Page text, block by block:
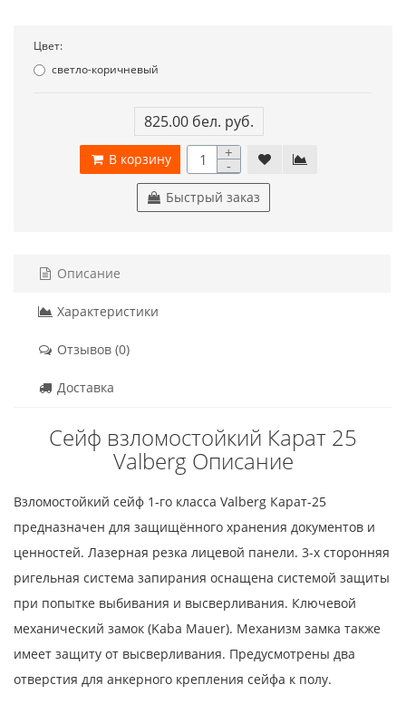
Цвет:
светло-коричневый
825.00 бел. руб.
В корзину +
-
Быстрый заказ
Описание
Характеристики
Отзывов (0)
Доставка
Сейф взломостойкий Карат 25
Valberg Описание
Взломостойкий сейф 1-го класса Valberg Карат-25
предназначен для защищённого хранения документов и
ценностей. Лазерная резка лицевой панели. 3-х сторонняя
ригельная система запирания оснащена системой защиты
при попытке выбивания и высверливания. Ключевой
механический замок (Kaba Mauer). Механизм замка также
имеет защиту от высверливания. Предусмотрены два
отверстия для анкерного крепления сейфа к полу.